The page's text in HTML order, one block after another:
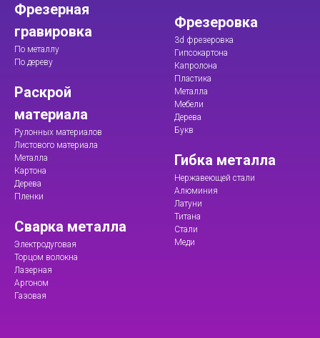
Фрезерная
гравировка
По металлу
По дереву
Раскрой
материала
Рулонных материалов
Листового материала
Металла
Картона
Дерева
Пленки
Сварка металла
Электродуговая
Торцом волокна
Лазерная
Аргоном
Газовая
Фрезеровка
3d фрезеровка
Гипсокартона
Капролона
Пластика
Металла
Мебели
Дерева
Букв
Гибка металла
Нержавеющей стали
Алюминия
Латуни
Титана
Стали
Меди